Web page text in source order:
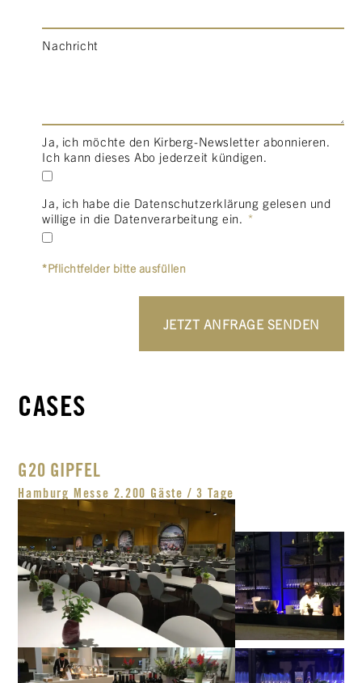
Nachricht
Ja, ich möchte den Kirberg-Newsletter abonnieren.
Ich kann dieses Abo jederzeit kündigen.
Ja, ich habe die Datenschutzerklärung gelesen und
willige in die Datenverarbeitung ein.
*Pflichtfelder bitte ausfüllen
JETZT ANFRAGE SENDEN
CASES
G20 GIPFEL
Hamburg Messe 2.200 Gäste / 3 Tage